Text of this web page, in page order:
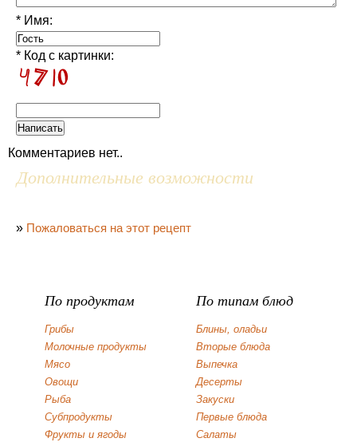
* Имя:
* Код с картинки:
Комментариев нет..
Дополнительные возможности
» Пожаловаться на этот рецепт
По продуктам
Грибы
Молочные продукты
Мясо
Овощи
Рыба
Субпродукты
Фрукты и ягоды
По типам блюд
Блины, оладьи
Вторые блюда
Выпечка
Десерты
Закуски
Первые блюда
Салаты